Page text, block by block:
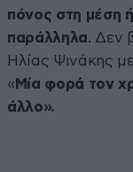
πόνος στη μέση
παράλληλα. Δεν
Ηλίας Ψινάκης
« Μία φορά τον
άλλο».